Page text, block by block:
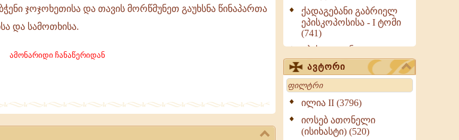
ჯოჯოხეთისა და თავის მორწმუნეთ გაუხსნა წინაპართა
და სამოთხისა.
ამონარიდი ჩანაწერიდან
ქადაგებანი გაბრიელ
ეპისკოპოსისა - I ტომი
(741)
ეპისტოლენი,
ქადაგებანი, სიტყვანი
(ნაწილი III) (723)
მოძღვრის ძალზე
სასარგებლო რჩევები
მრევლისათვის (545)
Wisdomge (514)
ავტორი
Search
ილია II (3796)
იოსებ ათონელი
(ისიხასტი) (520)